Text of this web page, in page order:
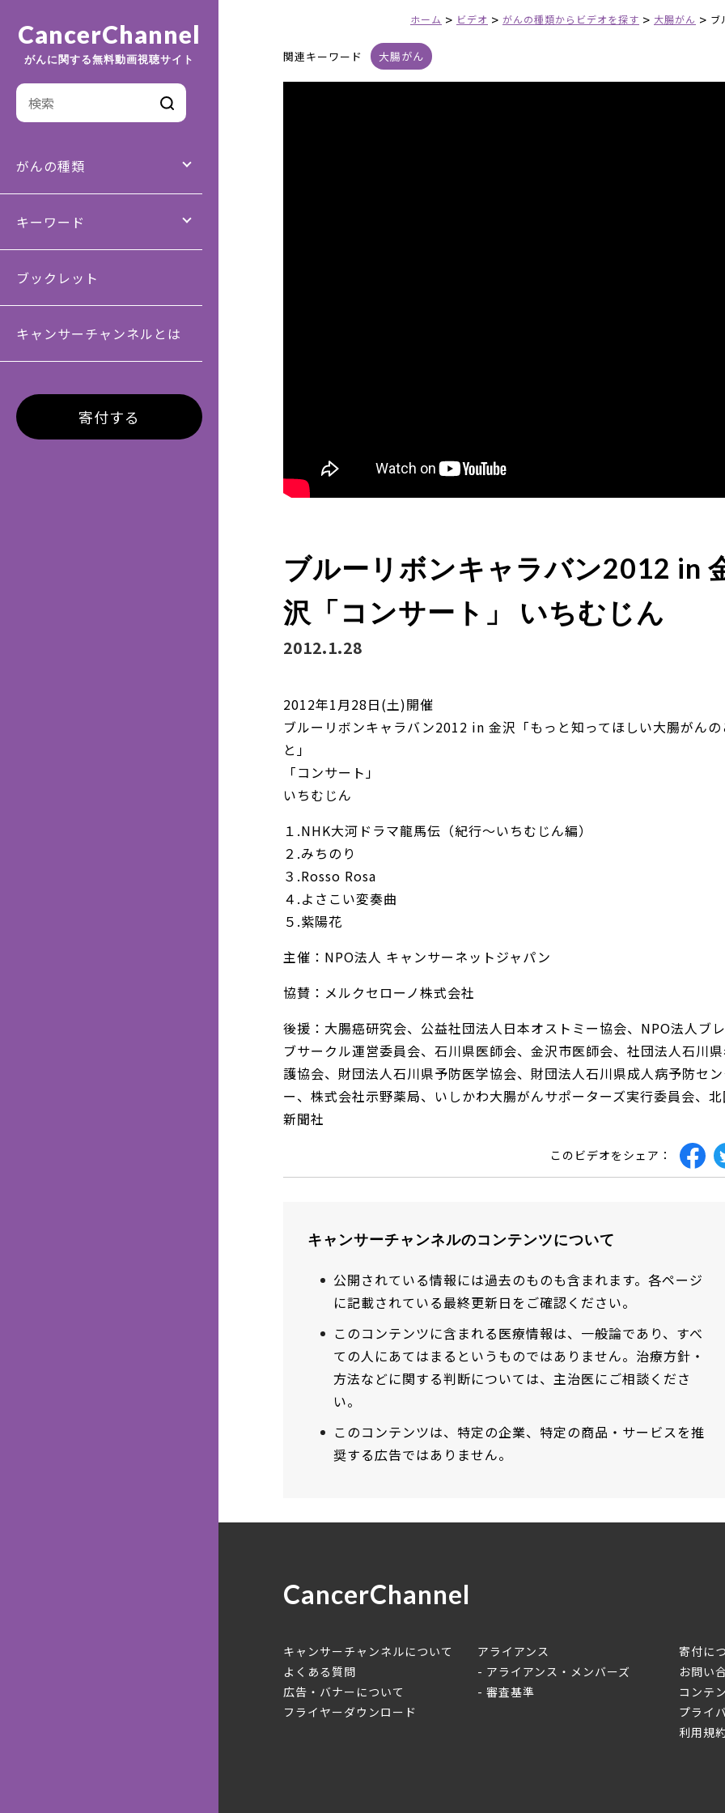
CancerChannel
がんに関する無料動画視聴サイト
がんの種類
キーワード
ブックレット
キャンサーチャンネルとは
寄付する
ホーム > ビデオ > がんの種類からビデオを探す > 大腸がん > ブ
関連キーワード 大腸がん
ブルーリボンキャラバン2012 in
沢「コンサート」 いちむじん
2012.1.28
2012年1月28日(土)開催
ブルーリボンキャラバン2012 in 金沢「もっと知ってほしい大腸がん
と」
「コンサート」
いちむじん
１.NHK大河ドラマ龍馬伝（紀行～いちむじん編）
２.みちのり
３.Rosso Rosa
４.よさこい変奏曲
５.紫陽花
主催：NPO法人 キャンサーネットジャパン
協賛：メルクセローノ株式会社
後援：大腸癌研究会、公益社団法人日本オストミー協会、NPO法人ブ
ブサークル運営委員会、石川県医師会、金沢市医師会、社団法人石川
護協会、財団法人石川県予防医学協会、財団法人石川県成人病予防セ
ー、株式会社示野薬局、いしかわ大腸がんサポーターズ実行委員会、
新聞社
このビデオをシェア：
キャンサーチャンネルのコンテンツについて
公開されている情報には過去のものも含まれます。各ページ
に記載されている最終更新日をご確認ください。
このコンテンツに含まれる医療情報は、一般論であり、すべ
ての人にあてはまるというものではありません。治療方針・
方法などに関する判断については、主治医にご相談くださ
い。
このコンテンツは、特定の企業、特定の商品・サービスを推
奨する広告ではありません。
CancerChannel
キャンサーチャンネルについて
よくある質問
広告・バナーについて
フライヤーダウンロード
アライアンス
アライアンス・メンバーズ
審査基準
寄付に
お問い
コンテ
プライ
利用規